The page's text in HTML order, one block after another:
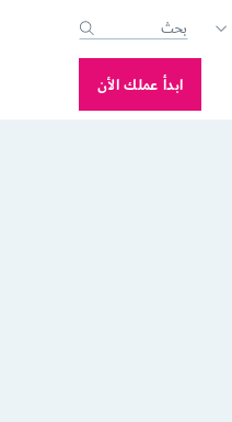
feature attached.
the search field is empty.
ابدأ عملك الأن